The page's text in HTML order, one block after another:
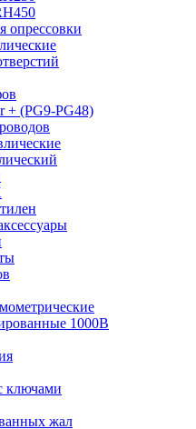
опрессовки
+ (PG9-PG48)
1000В
ключами
жал